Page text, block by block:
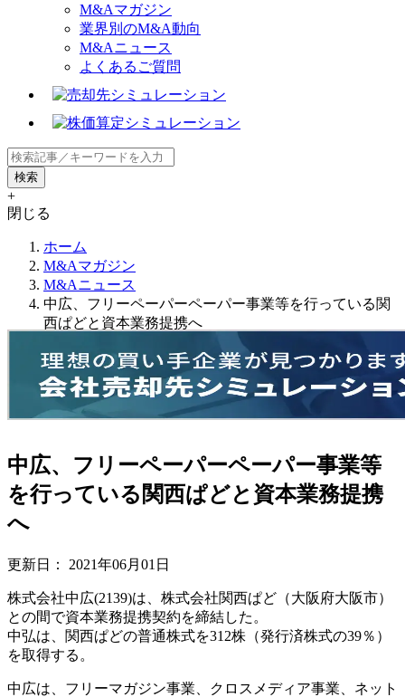
M&Aマガジン
業界別のM&A動向
M&Aニュース
よくあるご質問
+
閉じる
ホーム
M&Aマガジン
M&Aニュース
中広、フリーペーパーペーパー事業等を行っている関
西ぱどと資本業務提携へ
中広、フリーペーパーペーパー事業等
を行っている関西ぱどと資本業務提携
へ
更新日： 2021年06月01日
株式会社中広(2139)は、株式会社関西ぱど（大阪府大阪市）
との間で資本業務提携契約を締結した。
中弘は、関西ぱどの普通株式を312株（発行済株式の39％）
を取得する。
中広は、フリーマガジン事業、クロスメディア事業、ネット